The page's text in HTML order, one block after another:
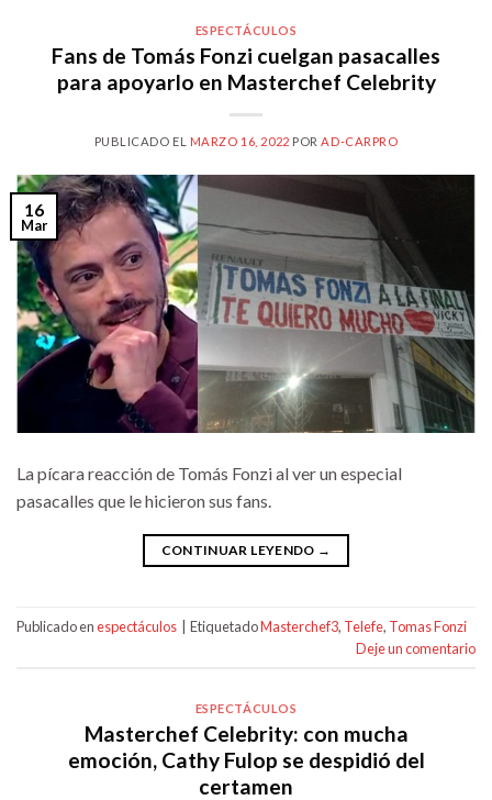
ESPECTÁCULOS
Fans de Tomás Fonzi cuelgan pasacalles
para apoyarlo en Masterchef Celebrity
PUBLICADO EL MARZO 16, 2022 PORAD-CARPRO
16
Mar
La pícara reacción de Tomás Fonzi al ver un especial
pasacalles que le hicieron sus fans.
CONTINUAR LEYENDO →
Publicado enespectáculos | EtiquetadoMasterchef3, Telefe, Tomas Fonzi
Deje un comentario
ESPECTÁCULOS
Masterchef Celebrity: con mucha
emoción, Cathy Fulop se despidió del
certamen